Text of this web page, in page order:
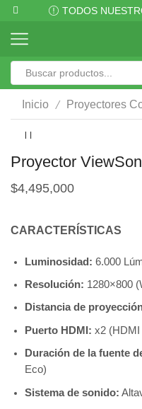
TODOS
Inicio / Proyectores
Proyector
$4,495,000
CARACTERÍSTICAS
Luminosidad: 6.000
Resolución: 1280×800
Distancia de
Puerto HDMI: x2 (HDMI
Duración de la fuente
Eco)
Sistema de sonido: